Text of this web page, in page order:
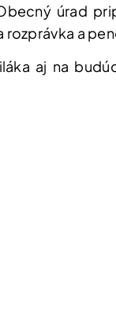
úrad
a
aj na